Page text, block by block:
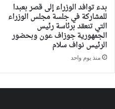
بدء توافد الوزراء إلى قصر بعبدا
للمشاركة في جلسة مجلس الوزراء
التي تنعقد برئاسة رئيس
الجمهورية جوزاف عون وبحضور
الرئيس نواف سلام
منذ يوم واحد